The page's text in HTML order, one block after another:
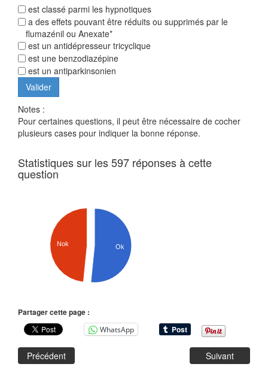
est classé parmi les hypnotiques
a des effets pouvant être réduits ou supprimés par le
flumazénil ou Anexate*
est un antidépresseur tricyclique
est une benzodiazépine
est un antiparkinsonien
Notes :
Pour certaines questions, il peut être nécessaire de cocher
plusieurs cases pour indiquer la bonne réponse.
Statistiques sur les 597 réponses à cette
question
Nok Ok
Partager cette page :
WhatsApp
Précédent Suivant